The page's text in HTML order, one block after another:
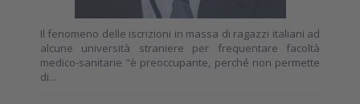
Il fenomeno delle iscrizioni in massa di ragazzi italiani ad
alcune università straniere per frequentare facoltà
medico-sanitarie "è preoccupante, perché non permette
di...